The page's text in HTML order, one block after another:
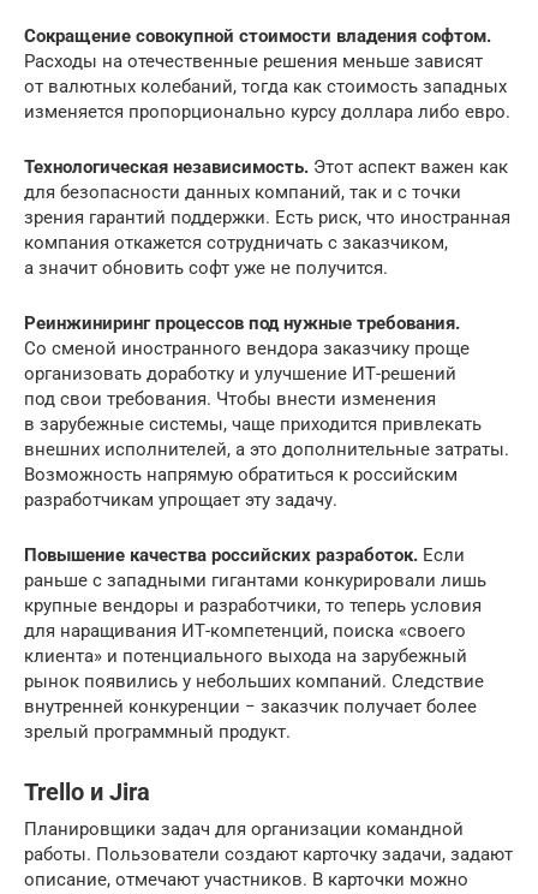
Сокращение совокупной стоимости владения софтом.
Расходы на отечественные решения меньше зависят
от валютных колебаний, тогда как стоимость западных
изменяется пропорционально курсу доллара либо евро.
Технологическая независимость. Этот аспект важен как
для безопасности данных компаний, так и с точки
зрения гарантий поддержки. Есть риск, что иностранная
компания откажется сотрудничать с заказчиком,
а значит обновить софт уже не получится.
Реинжиниринг процессов под нужные требования.
Со сменой иностранного вендора заказчику проще
организовать доработку и улучшение ИТ-решений
под свои требования. Чтобы внести изменения
в зарубежные системы, чаще приходится привлекать
внешних исполнителей, а это дополнительные затраты.
Возможность напрямую обратиться к российским
разработчикам упрощает эту задачу.
Повышение качества российских разработок. Если
раньше с западными гигантами конкурировали лишь
крупные вендоры и разработчики, то теперь условия
для наращивания ИТ-компетенций, поиска «своего
клиента» и потенциального выхода на зарубежный
рынок появились у небольших компаний. Следствие
внутренней конкуренции − заказчик получает более
зрелый программный продукт.
Trello и Jira
Планировщики задач для организации командной
работы. Пользователи создают карточку задачи, задают
описание, отмечают участников. В карточки можно